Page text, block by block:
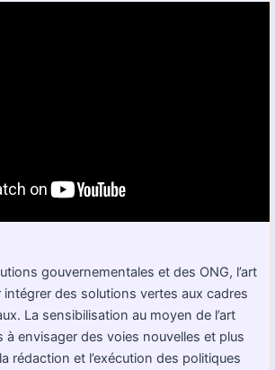
gouvernementales et des ONG, l’art
des solutions vertes aux cadres
La sensibilisation au moyen de l’art
à envisager des voies nouvelles et plus
rédaction et l’exécution des politiques